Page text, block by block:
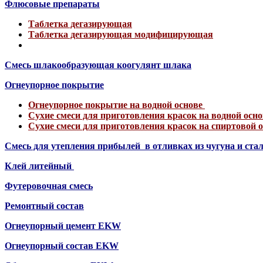
Флюсовые препараты
Таблетка дегазирующая
Таблетка дегазирующая модифицирующая
Смесь шлакообразующая коогулянт шлака
Огнеупорное покрытие
Огнеупорное покрытие на водной основе
Сухие смеси для приготовления красок на водной
Сухие смеси для приготовления красок на спиртовой
Смесь для утепления прибылей в отливках из чугуна и
Клей литейный
Футеровочная смесь
Ремонтный состав
Огнеупорный цемент EKW
Огнеупорный состав EKW